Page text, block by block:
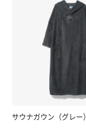
サウナガウン（グレー）